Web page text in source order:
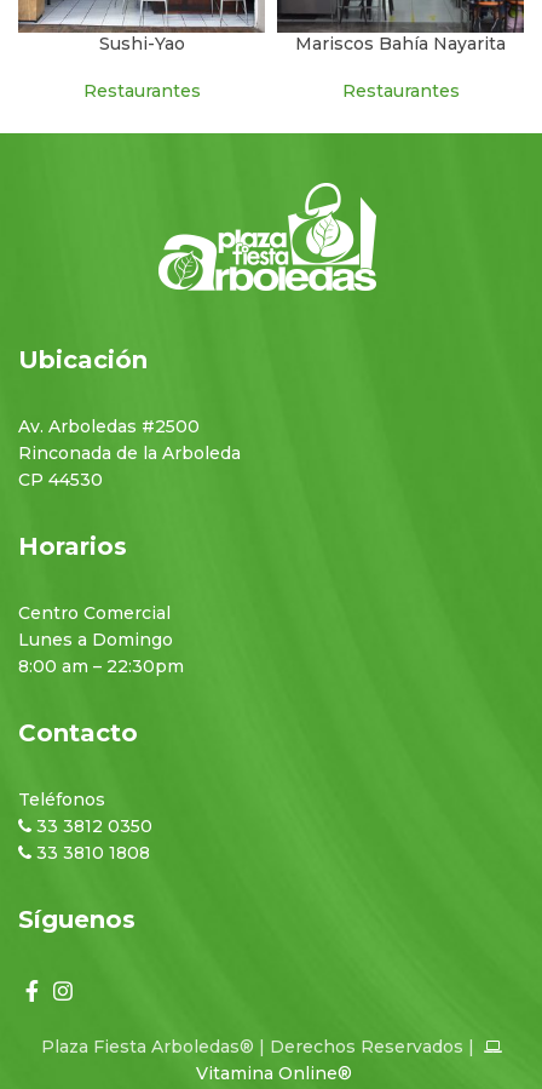
Sushi-Yao
Restaurantes
Mariscos Bahía Nayarita
Restaurantes
Ubicación
Av. Arboledas #2500
Rinconada de la Arboleda
CP 44530
Horarios
Centro Comercial
Lunes a Domingo
8:00 am – 22:30pm
Contacto
Teléfonos
33 3812 0350
33 3810 1808
Síguenos
Plaza Fiesta Arboledas® | Derechos Reservados |
Vitamina Online®